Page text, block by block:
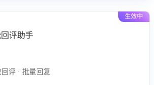
生效中
评助手
评 · 批量回复